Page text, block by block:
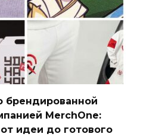
брендированной
MerchOne:
идеи до готового